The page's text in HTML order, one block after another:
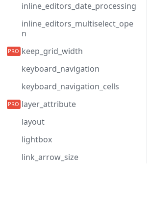
inline_editors_date_processing
inline_editors_multiselect_ope
n
keep_grid_width
keyboard_navigation
keyboard_navigation_cells
layer_attribute
layout
lightbox
link_arrow_size